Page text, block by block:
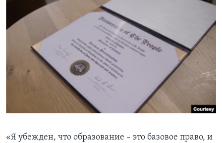
«Я убежден, что образование – это базовое право, и